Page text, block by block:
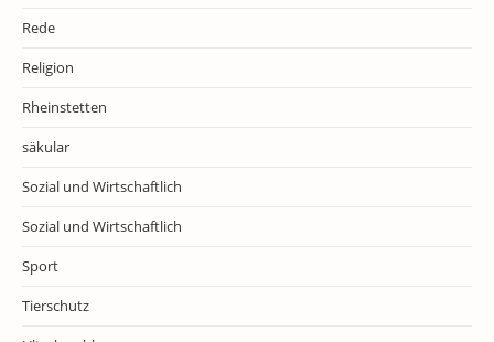
Rede
Religion
Rheinstetten
säkular
Sozial und Wirtschaftlich
Sozial und Wirtschaftlich
Sport
Tierschutz